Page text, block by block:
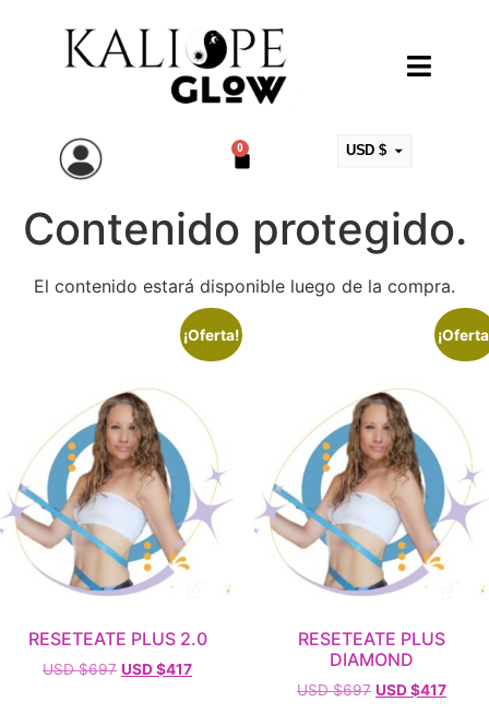
0 USD $
MXN $
COP $
Contenido protegido.
El contenido estará disponible luego de la compra.
¡Oferta!
RESETEATE PLUS 2.0
USD $697 USD $417
RESETEATE PLUS
DIAMOND
USD $697 USD $417